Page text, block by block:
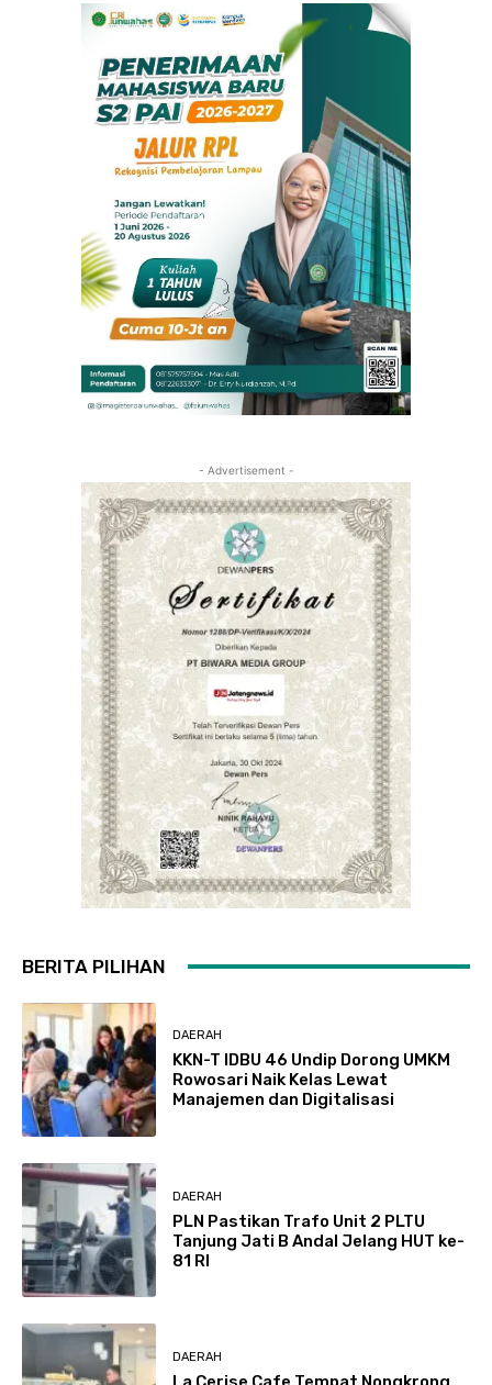
- Advertisement -
BERITA PILIHAN
DAERAH
KKN-T IDBU 46 Undip Dorong UMKM
Rowosari Naik Kelas Lewat
Manajemen dan Digitalisasi
DAERAH
PLN Pastikan Trafo Unit 2 PLTU
Tanjung Jati B Andal Jelang HUT ke-
81 RI
DAERAH